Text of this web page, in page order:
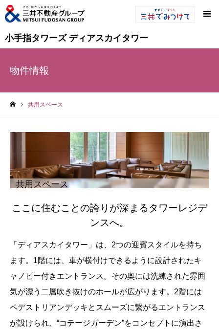
小手指タワーズ ディアスカイタワー
物件情報
共用スペース
共用スペース
ここに住むことの誇りが深まるタワーレジデ
ンスへ。
「ディアスカイタワー」は、2つの迎賓スタイルを持ち
ます。1階には、車が横付けできるように設計されたキ
ャノピー付きエントランス。その奥には洗練された雰囲
気が漂う二層吹き抜けのホールが広がります。2階には
ペデストリアンデッキとスムーズに繋がるエントランス
が設けられ、“コテージガーデン”をコンセプトに演出さ